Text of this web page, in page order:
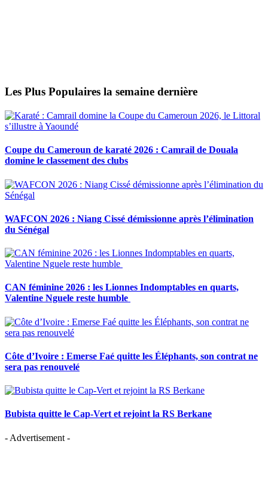
Les Plus Populaires la semaine dernière
Coupe du Cameroun de karaté 2026 : Camrail de Douala
domine le classement des clubs
WAFCON 2026 : Niang Cissé démissionne après l’élimination
du Sénégal
CAN féminine 2026 : les Lionnes Indomptables en quarts,
Valentine Nguele reste humble
Côte d’Ivoire : Emerse Faé quitte les Éléphants, son contrat ne
sera pas renouvelé
Bubista quitte le Cap-Vert et rejoint la RS Berkane
- Advertisement -